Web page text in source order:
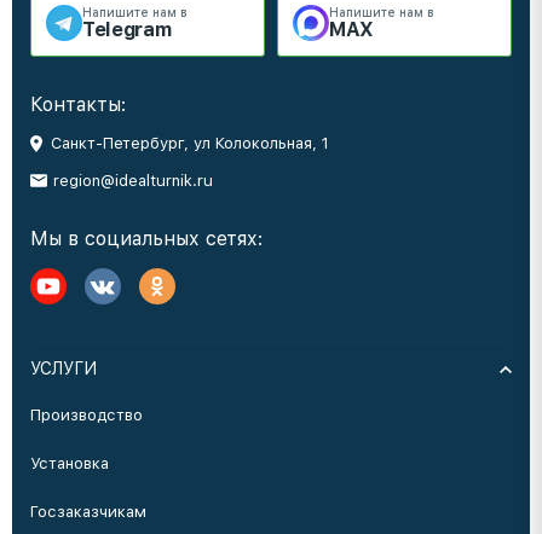
Напишите нам в
Telegram
Напишите нам в
MAX
Контакты:
Санкт-Петербург, ул Колокольная, 1
region@idealturnik.ru
Мы в социальных сетях:
УСЛУГИ
Производство
Установка
Госзаказчикам